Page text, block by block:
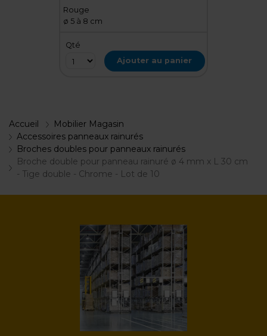
Rouge
ø 5 à 8 cm
Qté
Ajouter au panier
Accueil
Mobilier Magasin
Accessoires panneaux rainurés
Broches doubles pour panneaux rainurés
Broche double pour panneau rainuré ø 4 mm x L 30 cm
- Tige double - Chrome - Lot de 10